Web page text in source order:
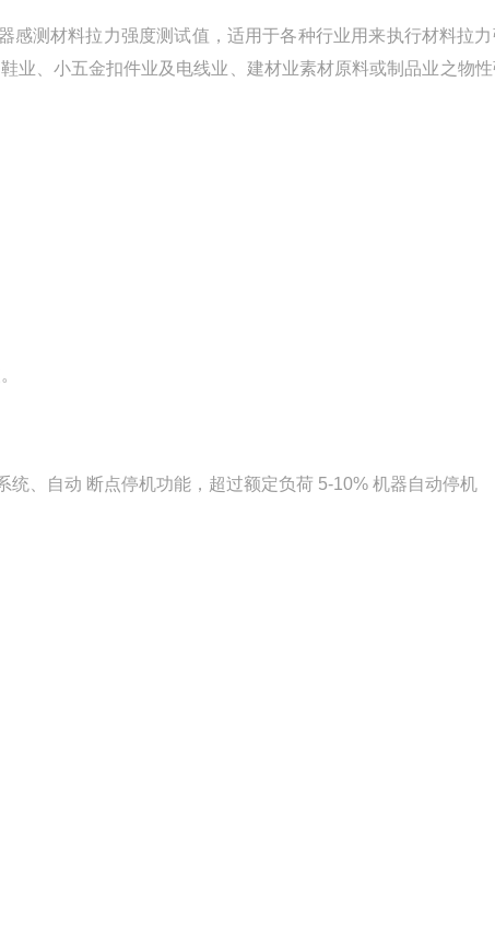
感测材料拉力强度测试值，适用于各种行业用来执行材料拉
业、小五金扣件业及电线业、建材业素材原料或制品业之物
、自动 断点停机功能，超过额定负荷 5-10% 机器自动停机